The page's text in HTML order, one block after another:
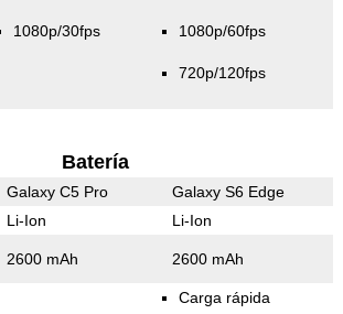
1080p/30fps 1080p/60fps
720p/120fps
Batería
Galaxy C5 Pro Galaxy S6 Edge
Li-Ion Li-Ion
2600 mAh 2600 mAh
Carga rápida